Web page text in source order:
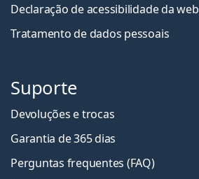
Declaração de acessibilidade da web
Tratamento de dados pessoais
Suporte
Devoluções e trocas
Garantia de 365 dias
Perguntas frequentes (FAQ)